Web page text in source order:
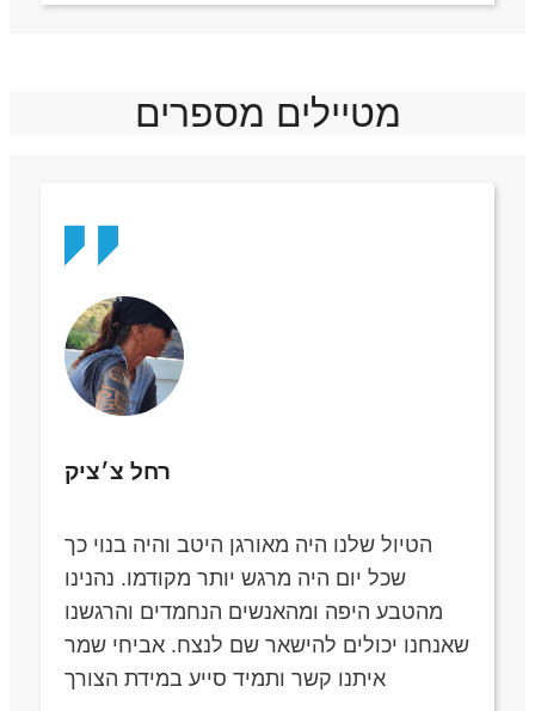
מטיילים מספרים
רחל צ׳ציק
הטיול שלנו היה מאורגן היטב והיה בנוי כך
שכל יום היה מרגש יותר מקודמו. נהנינו
מהטבע היפה ומהאנשים הנחמדים והרגשנו
שאנחנו יכולים להישאר שם לנצח. אביחי שמר
איתנו קשר ותמיד סייע במידת הצורך